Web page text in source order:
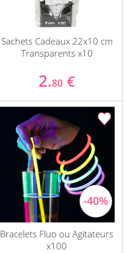
Sachets Cadeaux 22x10 cm
Transparents x10
2.80 €
Bracelets Fluo ou Agitateurs
x100